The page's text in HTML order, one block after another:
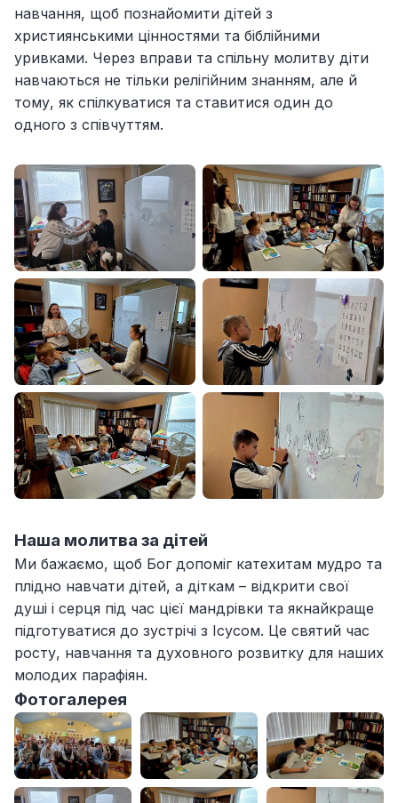
навчання, щоб познайомити дітей з
християнськими цінностями та біблійними
уривками. Через вправи та спільну молитву діти
навчаються не тільки релігійним знанням, але й
тому, як спілкуватися та ставитися один до
одного з співчуттям.
Наша молитва за дітей
Ми бажаємо, щоб Бог допоміг катехитам мудро та
плідно навчати дітей, а діткам – відкрити свої
душі і серця під час цієї мандрівки та якнайкраще
підготуватися до зустрічі з Ісусом. Це святий час
росту, навчання та духовного розвитку для наших
молодих парафіян.
Фотогалерея